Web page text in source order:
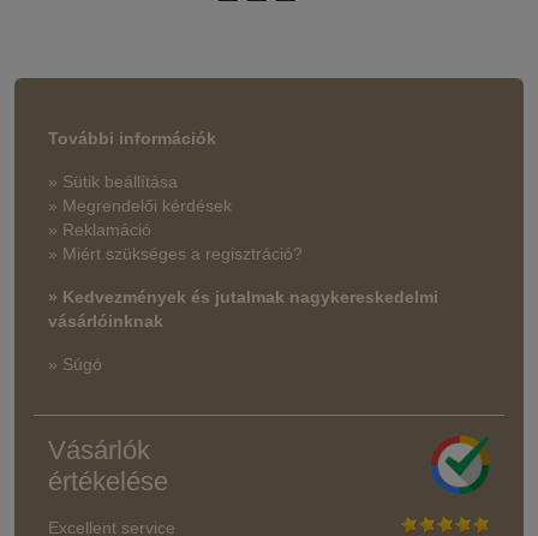
További információk
» Sütik beállítása
» Megrendelői kérdések
» Reklamáció
» Miért szükséges a regisztráció?
» Kedvezmények és jutalmak nagykereskedelmi
vásárlóinknak
» Súgó
Vásárlók
értékelése
Excellent service